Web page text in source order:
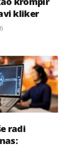
kliker
radi